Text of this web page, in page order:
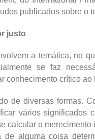
publicados sobre o
justo
a temática, no
se faz
conhecimento crítico ao
de diversas formas.
vários significados
calcular o merecimento
alguma coisa